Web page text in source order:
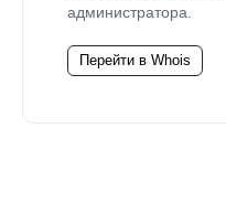
администратора.
Перейти в Whois